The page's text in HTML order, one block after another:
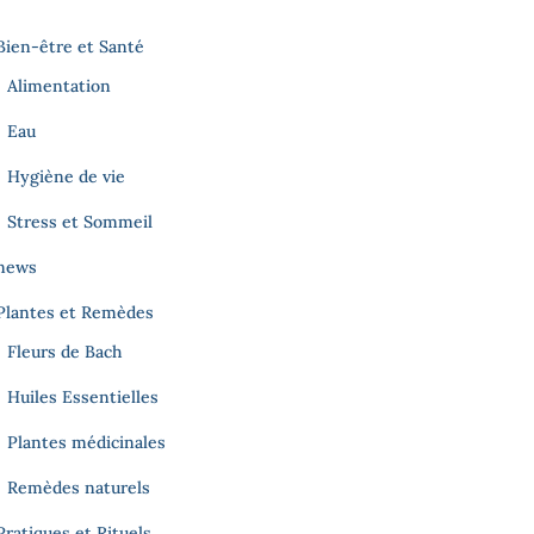
être et Santé
Alimentation
Eau
Hygiène de vie
Stress et Sommeil
et Remèdes
Fleurs de Bach
Huiles Essentielles
Plantes médicinales
Remèdes naturels